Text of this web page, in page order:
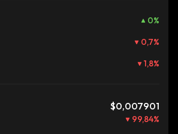
0%
0,7%
1,8%
$0,007901
99,84%